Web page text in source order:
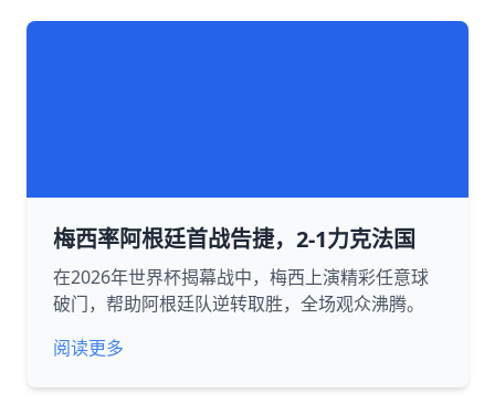
梅西率阿根廷首战告捷，2-1力克法国
在2026年世界杯揭幕战中，梅西上演精彩任意球
破门，帮助阿根廷队逆转取胜，全场观众沸腾。
阅读更多